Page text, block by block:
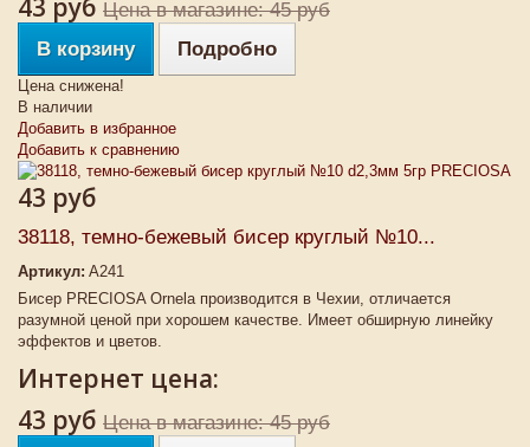
43 руб Цена в магазине: 45 руб
В корзину
Подробно
Цена снижена!
В наличии
Добавить в избранное
Добавить к сравнению
43 руб
38118, темно-бежевый бисер круглый №10...
Артикул: A241
Бисер PRECIOSA Ornela производится в Чехии, отличается
разумной ценой при хорошем качестве. Имеет обширную линейку
эффектов и цветов.
Интернет цена:
43 руб Цена в магазине: 45 руб